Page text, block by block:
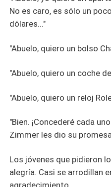
No es caro, es sólo un
dólares..."
"Abuelo, quiero un bolso
"Abuelo, quiero un coche
"Abuelo, quiero un reloj
"Bien. ¡Concederé cada
Zimmer les dio su
Los jóvenes que pidieron
alegría. Casi se arrodillan